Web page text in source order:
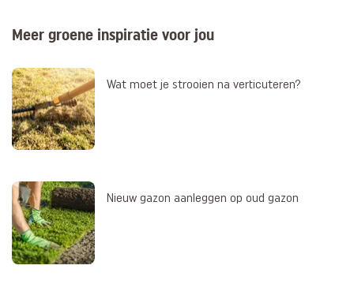
Meer groene inspiratie voor jou
Wat moet je strooien na verticuteren?
Nieuw gazon aanleggen op oud gazon